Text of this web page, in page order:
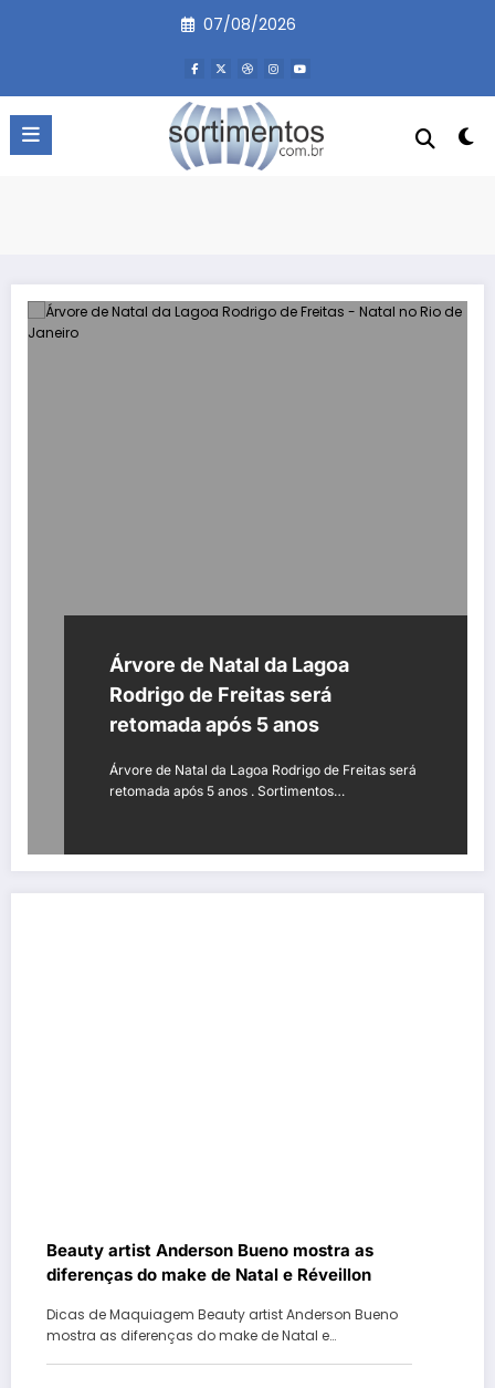
07/08/2026
Árvore de Natal da Lagoa
Rodrigo de Freitas será
retomada após 5 anos
Árvore de Natal da Lagoa Rodrigo de Freitas será
retomada após 5 anos . Sortimentos…
Beauty artist Anderson Bueno mostra as
diferenças do make de Natal e Réveillon
Dicas de Maquiagem Beauty artist Anderson Bueno
mostra as diferenças do make de Natal e…